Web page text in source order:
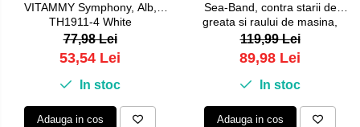
VITAMMY Symphony, Alb,
TH1911-4 White
77,98 Lei
53,54 Lei
In stoc
Adauga in cos
Sea-Band, contra starii de
greata si raului de masina,
pentru adulti, Gri
119,99 Lei
89,98 Lei
In stoc
Adauga in cos